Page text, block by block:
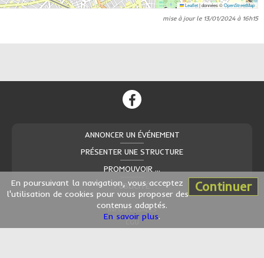
Leaflet|données ©OpenStreetMap
mise à jour le 13/01/2024 à 16h15
ANNONCER UN ÉVÉNEMENT
PRÉSENTER UNE STRUCTURE
PROMOUVOIR ...
PUBLICITÉ
INFOS LÉGALES
Continuer
En poursuivant la navigation, vous acceptez
l'utilisation de cookies pour vous proposer des
contenus adaptés.
En savoir plus.